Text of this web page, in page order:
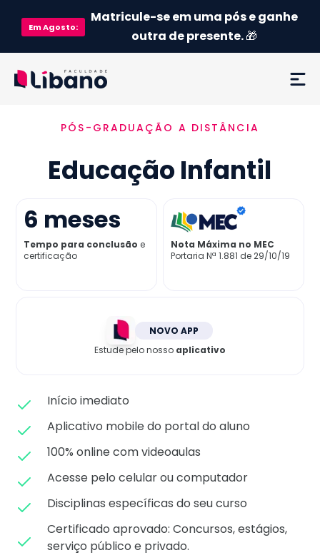
EmAgosto:
Matricule-se em uma pós e ganhe
outra de presente.🎁
Ementa
Como funciona
Credenciamento MEC
Preço
PÓS-GRADUAÇÃO A DISTÂNCIA
Educação Infantil
6 meses
Tempo para conclusão e
certificação
Nota Máxima no MEC
Portaria Nª 1.881 de 29/10/19
NOVO APP
Estude pelo nosso aplicativo
Início imediato
Aplicativo mobile do portal do aluno
100% online com videoaulas
Acesse pelo celular ou computador
Disciplinas específicas do seu curso
Certificado aprovado: Concursos, estágios,
serviço público e privado.